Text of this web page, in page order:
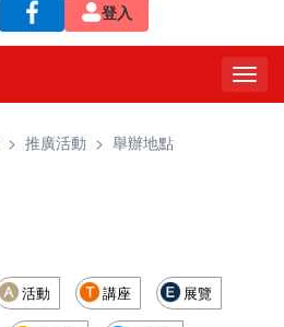
登入
> 推廣活動 > 舉辦地點
活動 講座 展覽